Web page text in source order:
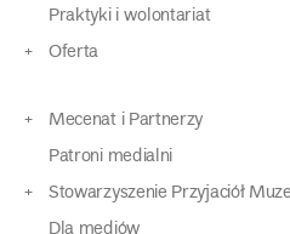
Praktyki i wolontariat
Oferta
Mecenat i Partnerzy
Patroni medialni
Stowarzyszenie Przyjaciół